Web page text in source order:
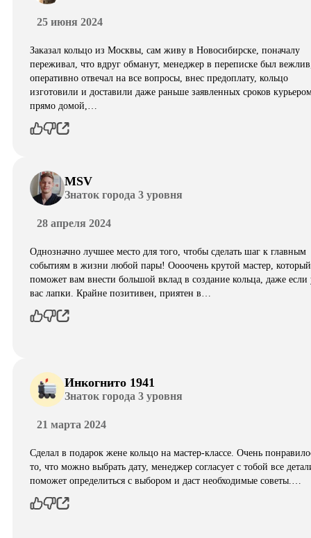
25 июня 2024
Заказал кольцо из Москвы, сам живу в Новосибирске, поначалу
переживал, что вдруг обманут, менеджер в переписке был
оперативно отвечал на все вопросы, внес предоплату, кольцо
изготовили и доставили даже раньше заявленных сроков
прямо домой,…
MSV
Знаток города 3 уровня
28 апреля 2024
Однозначно лучшее место для того, чтобы сделать шаг к главным
событиям в жизни любой пары! Оооочень крутой мастер, который
поможет вам внести большой вклад в создание кольца, даже если
вас лапки. Крайне позитивен, приятен в…
Инкогнито 1941
Знаток города 3 уровня
21 марта 2024
Сделал в подарок жене кольцо на мастер-классе. Очень
то, что можно выбрать дату, менеджер согласует с тобой все
поможет определиться с выбором и даст необходимые советы.…